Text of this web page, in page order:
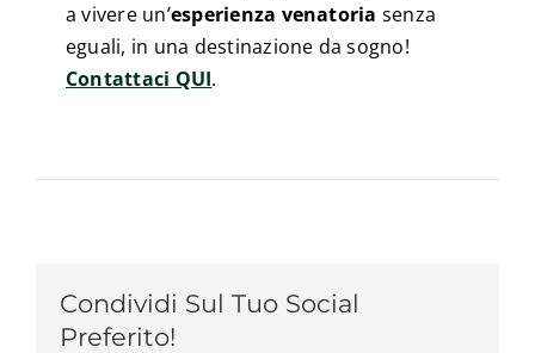
a vivere un’esperienza venatoria senza
eguali, in una destinazione da sogno!
Contattaci QUI.
Condividi Sul Tuo Social
Preferito!